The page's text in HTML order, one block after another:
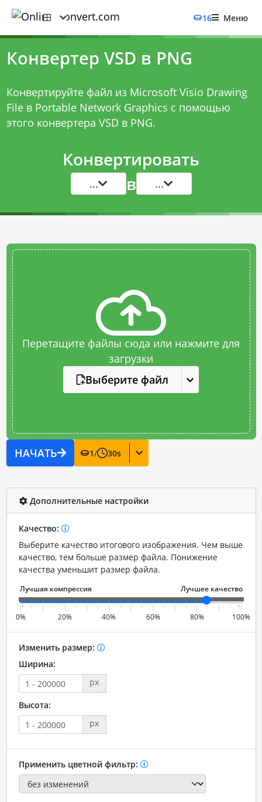
16 Меню
Конвертер VSD в PNG
Конвертируйте файл из Microsoft Visio Drawing
File в Portable Network Graphics с помощью
этого конвертера VSD в PNG.
Конвертировать
... в ...
Перетащите файлы сюда или нажмите для
загрузки
Выберите файл
НАЧАТЬ 1/ 30s
Дополнительные настройки
Качество:
Выберите качество итогового изображения. Чем выше
качество, тем больше размер файла. Понижение
качества уменьшит размер файла.
0% 20% 40% 60% 80% 100%
Изменить размер:
Ширина:
px
Высота:
px
Применить цветной фильтр: